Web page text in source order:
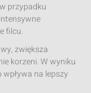
przypadku
filcu.
zwiększa
korzeni. W wyniku
na lepszy